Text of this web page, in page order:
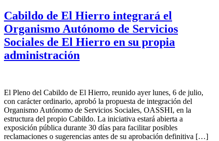
Cabildo de El Hierro integrará el
Organismo Autónomo de Servicios
Sociales de El Hierro en su propia
administración
El Pleno del Cabildo de El Hierro, reunido ayer lunes, 6 de julio,
con carácter ordinario, aprobó la propuesta de integración del
Organismo Autónomo de Servicios Sociales, OASSHI, en la
estructura del propio Cabildo. La iniciativa estará abierta a
exposición pública durante 30 días para facilitar posibles
reclamaciones o sugerencias antes de su aprobación definitiva […]